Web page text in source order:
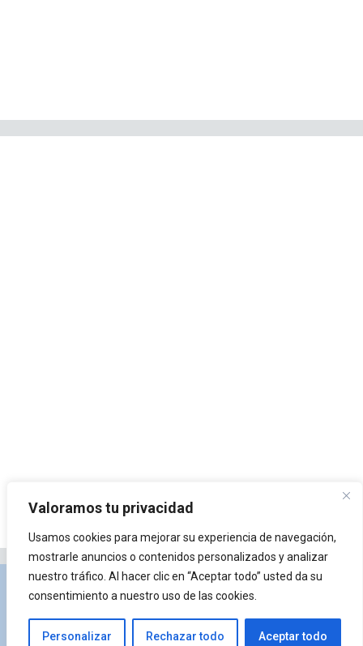
Valoramos tu privacidad
Usamos cookies para mejorar su experiencia de navegación,
mostrarle anuncios o contenidos personalizados y analizar
nuestro tráfico. Al hacer clic en “Aceptar todo” usted da su
consentimiento a nuestro uso de las cookies.
Personalizar Rechazar todo Aceptar todo
Privacidad y Política de Cookies Portal de
arquitectura Lista de Temas ¿Qué es Arkiplus?